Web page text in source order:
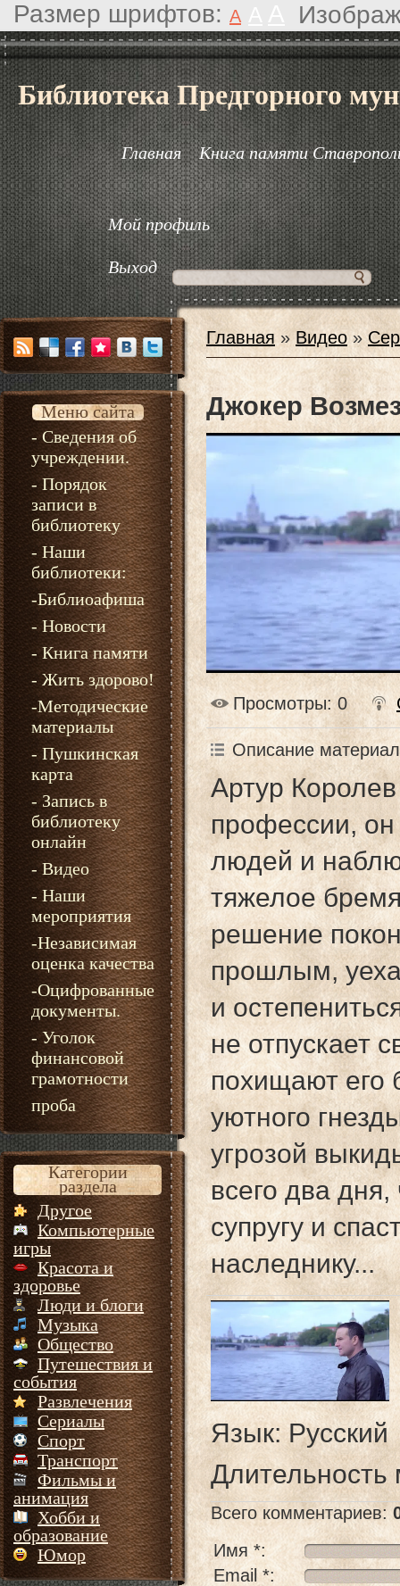
Размер шрифтов: A
Библиотека Предгорного
Главная Книга памяти
Мой профиль
Выход
Меню сайта
- Сведения об
учреждении.
- Порядок
записи в
библиотеку
- Наши
библиотеки:
-Библиоафиша
- Новости
- Книга памяти
- Жить здорово!
-Методические
материалы
- Пушкинская
карта
- Запись в
библиотеку
онлайн
- Видео
- Наши
мероприятия
-Независимая
оценка качества
-Оцифрованные
документы.
- Уголок
финансовой
грамотности
проба
Категории
раздела
Другое
Компьютерные
игры
Красота и
здоровье
Люди и блоги
Музыка
Общество
Путешествия и
события
Развлечения
Сериалы
Спорт
Транспорт
Фильмы и
анимация
Хобби и
образование
Юмор
Главная »Видео »
Джокер
Просмотры: 0
Описание
Артур
профессии,
людей и
тяжелое
решение
прошлым,
и
не отпускает
похищают его
уютного
угрозой
всего два
супругу и
наследнику...
Язык: Русский
Длительность
Всего комментариев:
Имя *:
Email *: